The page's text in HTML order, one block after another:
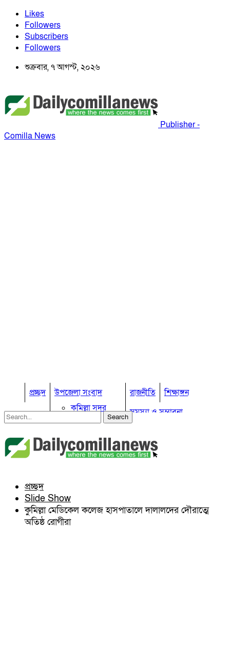
Likes
Followers
Subscribers
Followers
শুক্রবার, ৭ আগস্ট, ২০২৬
Publisher -
Comilla News
প্রচ্ছদ
উপজেলা সংবাদ
কুমিল্লা সদর
কুমিল্লা সদর দক্ষিণ
ব্রাহ্মণপাড়া
লাকসাম
লালমাই
দাউদকান্দি
রাজনীতি
শিক্ষাঙ্গন
সমস্যা ও সম্ভাবনা
কুমিল্লা ভোটের হাওয়া
কুমিল্লার ঐতিহ্য
প্রচ্ছদ
Slide Show
কুমিল্লা মেডিকেল কলেজ হাসপাতালে দালালদের দৌরাত্মে
অতিষ্ঠ রোগীরা